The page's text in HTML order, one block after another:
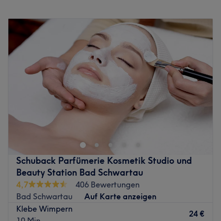
Dienstag
09:00–18:00
Mittwoch
09:00 –18:00
Donnerstag
09:00
Freitag
09:00 –18:00
Samstag
09:00–13:30
Sonntag
Geschlossen
ALLE Luxusmarken der Welt vereint! Dieses
herausragende Schuback-Konzept und
Willkommen in dieser einzigartigen Welt. Nutze die
Kompetenz und Spezialisierung von Luxus-Marken wie
BABOR, BIOEFFECT, RIVOLI oder SISLEY. Individuell auf
dich abgestimmte Behandlungskonzepte und modernste
Skin-Tech-Behandlungen in der Schuback Kosmetik-
Lounge sorgen für strahlendes, vitales Aussehen. Alles,
was du tun musst, ist der Kosmetikerin, der heimlichen
Schuback Parfümerie Kosmetik Studio und
Beauty Station Bad Schwartau
4,7
406 Bewertungen
Bad Schwartau
Auf Karte anzeigen
Klebe Wimpern
24 €